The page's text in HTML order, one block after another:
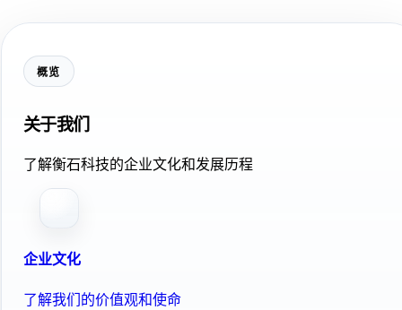
概览
关于我们
了解衡石科技的企业文化和发展历程
企业文化
了解我们的价值观和使命